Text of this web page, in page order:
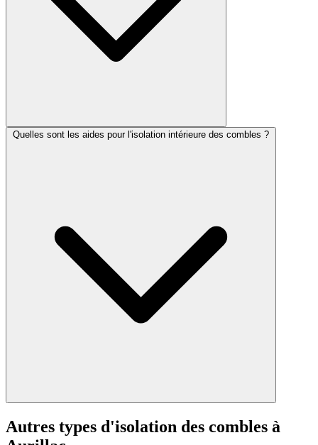
Quelles sont les aides pour l'isolation intérieure des combles ?
Autres types d'isolation des combles à